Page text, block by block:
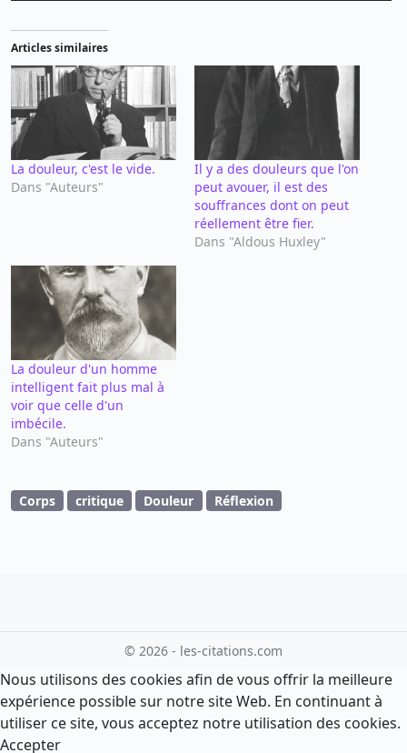
Articles similaires
La douleur, c'est le vide.
Dans "Auteurs"
Il y a des douleurs que l'on
peut avouer, il est des
souffrances dont on peut
réellement être fier.
Dans "Aldous Huxley"
La douleur d'un homme
intelligent fait plus mal à
voir que celle d'un
imbécile.
Dans "Auteurs"
Corps critique Douleur Réflexion
© 2026 - les-citations.com
Nous utilisons des cookies afin de vous offrir la meilleure
expérience possible sur notre site Web. En continuant à
utiliser ce site, vous acceptez notre utilisation des cookies.
Accepter